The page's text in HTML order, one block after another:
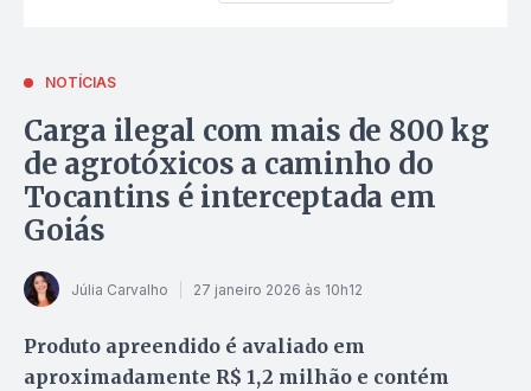
NOTÍCIAS
Carga ilegal com mais de 800 kg
de agrotóxicos a caminho do
Tocantins é interceptada em
Goiás
Júlia Carvalho 27 janeiro 2026 às 10h12
Produto apreendido é avaliado em
aproximadamente R$ 1,2 milhão e contém